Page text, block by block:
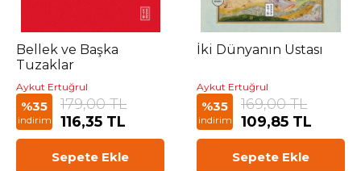
Bellek ve Başka
Tuzaklar
Aykut Ertuğrul
%35
indirim
179,00 TL
116,35 TL
Sepete Ekle
İki Dünyanın Ustası
Aykut Ertuğrul
%35
indirim
169,00 TL
109,85 TL
Sepete Ekle